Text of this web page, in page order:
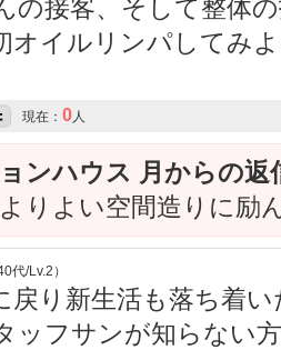
の接客、そして整体
オイルリンパしてみ
現在： 0人
ンハウス 月からの返
りよい空間造りに励
代/Lv.2）
戻り新生活も落ち着
ッフサンが知らない